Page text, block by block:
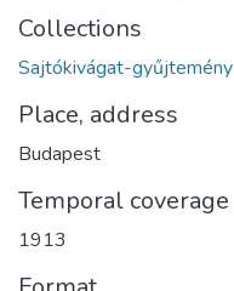
Collections
Sajtókivágat-gyűjtemény
Place, address
Budapest
Temporal coverage
1913